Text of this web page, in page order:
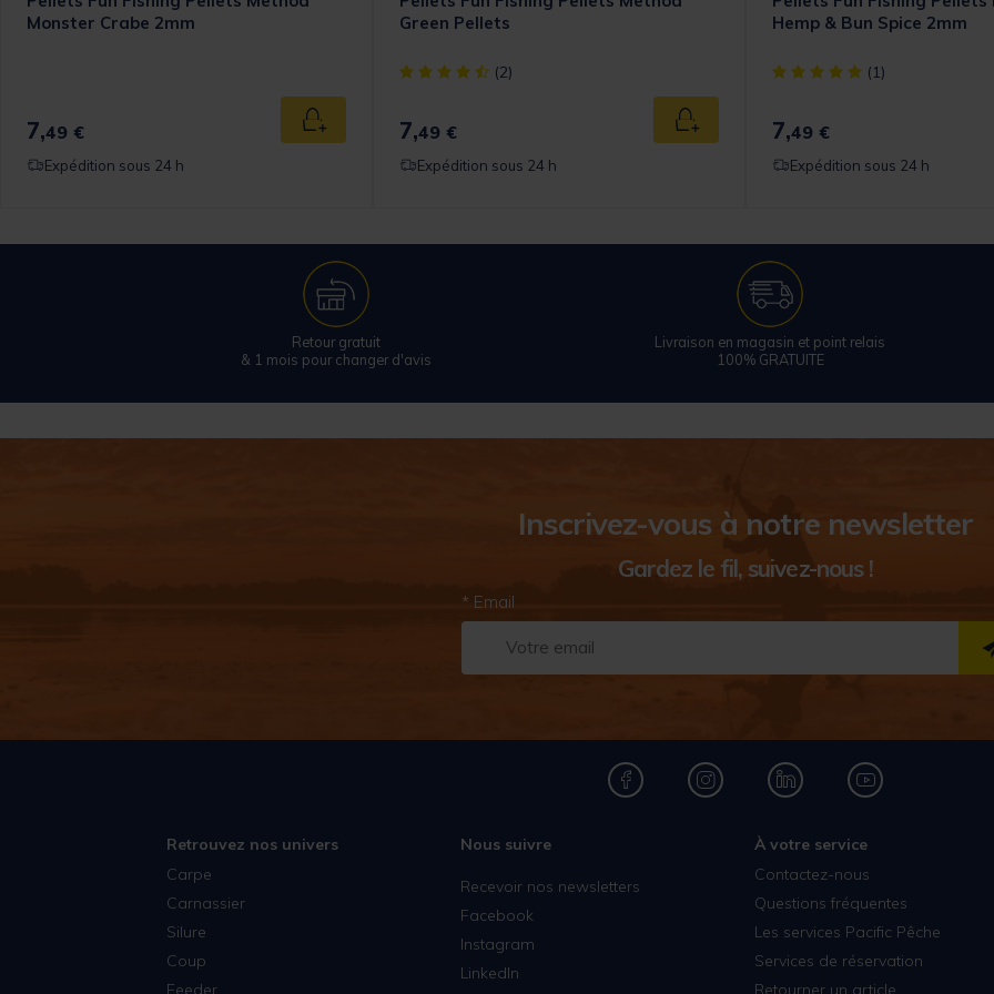
panier
Monster Crabe 2mm
7,49 € Ajouter au panier
Expédition sous 24 h
Green Pellets
[object Object] out of 5 Customer Rating
(2)
7,49 € Ajouter au panier
Expédition sous 24 h
Hemp & Bun Spice 2mm
[object Object] out of 5
(1)
7,49 €
Expédition sous 24 h
Retour gratuit
& 1 mois pour changer d'avis
Livraison en magasin et point relais
100% GRATUITE
Inscrivez-vous à notre newsletter
Gardez le fil, suivez-nous !
* Email
Retrouvez nos univers
Carpe
Carnassier
Silure
Coup
Feeder
Nous suivre
Recevoir nos newsletters
Facebook
Instagram
LinkedIn
À votre service
Contactez-nous
Questions fréquentes
Les services Pacific Pêche
Services de réservation
Retourner un article